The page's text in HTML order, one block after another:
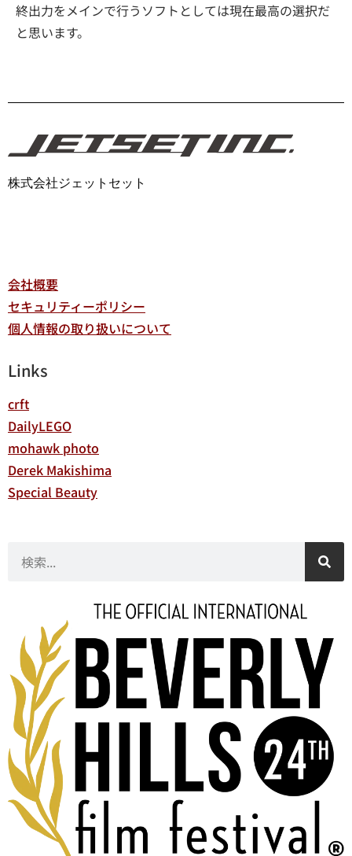
終出力をメインで行うソフトとしては現在最高の選択だ
と思います。
株式会社ジェットセット
会社概要
セキュリティーポリシー
個人情報の取り扱いについて
Links
crft
DailyLEGO
mohawk photo
Derek Makishima
Special Beauty